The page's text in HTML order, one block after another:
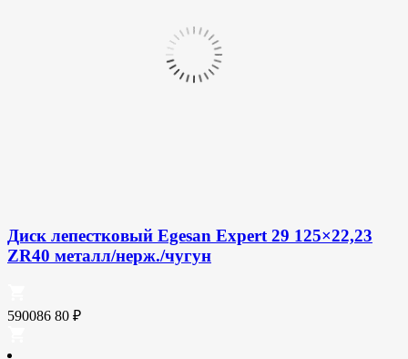
Диск лепестковый Egesan Expert 29 125×22,23
ZR40 металл/нерж./чугун
590086 80 ₽